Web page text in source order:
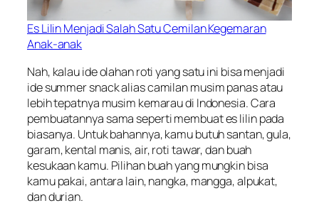
Es Lilin Menjadi Salah Satu Cemilan Kegemaran
Anak-anak
Nah, kalau ide olahan roti yang satu ini bisa menjadi
idesummer snackalias camilan musim panas atau
lebih tepatnya musim kemarau di Indonesia. Cara
pembuatannya sama seperti membuat es lilin pada
biasanya. Untuk bahannya, kamu butuh santan, gula,
garam, kental manis, air, roti tawar, dan buah
kesukaan kamu. Pilihan buah yang mungkin bisa
kamu pakai, antara lain, nangka, mangga, alpukat,
dan durian.